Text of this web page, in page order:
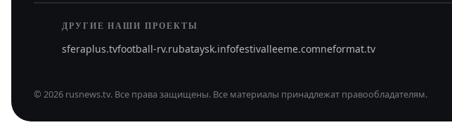
ДРУГИЕ НАШИ ПРОЕКТЫ
sferaplus.tvfootball-rv.rubataysk.infofestivalleeme.comneformat.tv
© 2026 rusnews.tv. Все права защищены. Все материалы принадлежат правообладателям.